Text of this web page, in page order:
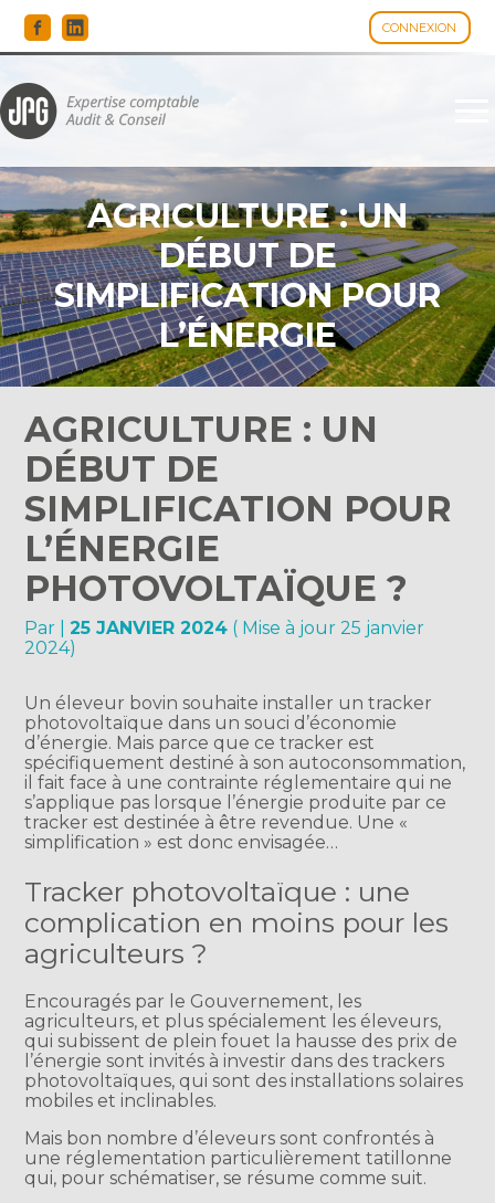
CONNEXION
Aller
au
AGRICULTURE : UN
DÉBUT DE
SIMPLIFICATION POUR
L’ÉNERGIE
PHOTOVOLTAÏQUE ?
AGRICULTURE : UN
DÉBUT DE
SIMPLIFICATION POUR
L’ÉNERGIE
PHOTOVOLTAÏQUE ?
Par |25 JANVIER 2024 ( Mise à jour 25 janvier
2024)
Un éleveur bovin souhaite installer un tracker
photovoltaïque dans un souci d’économie
d’énergie. Mais parce que ce tracker est
spécifiquement destiné à son autoconsommation,
il fait face à une contrainte réglementaire qui ne
s’applique pas lorsque l’énergie produite par ce
tracker est destinée à être revendue. Une «
simplification » est donc envisagée…
Tracker photovoltaïque : une
complication en moins pour les
agriculteurs ?
Encouragés par le Gouvernement, les
agriculteurs, et plus spécialement les éleveurs,
qui subissent de plein fouet la hausse des prix de
l’énergie sont invités à investir dans des trackers
photovoltaïques, qui sont des installations solaires
mobiles et inclinables.
Mais bon nombre d’éleveurs sont confrontés à
une réglementation particulièrement tatillonne
qui, pour schématiser, se résume comme suit.